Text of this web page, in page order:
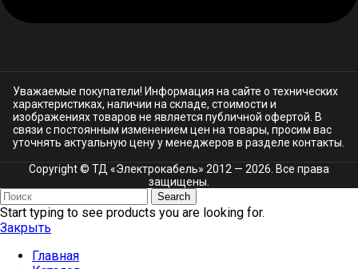
Уважаемые покупатели! Информация на сайте о технических
характеристиках, наличии на складе, стоимости и
изображениях товаров не является публичной офертой. В
связи с постоянным изменением цен на товары, просим вас
уточнять актуальную цену у менеджеров в разделе контакты.
Copyright © ТД «Электрокабель»​ 2012 — 2026. Все права
защищены.
Search
Start typing to see products you are looking for.
Закрыть
Главная